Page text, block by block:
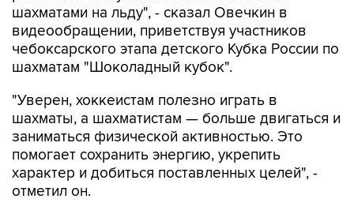
шахматами на льду", - сказал Овечкин в
видеообращении, приветствуя участников
чебоксарского этапа детского Кубка России по
шахматам "Шоколадный кубок".
"Уверен, хоккеистам полезно играть в
шахматы, а шахматистам — больше двигаться и
заниматься физической активностью. Это
помогает сохранить энергию, укрепить
характер и добиться поставленных целей", -
отметил он.